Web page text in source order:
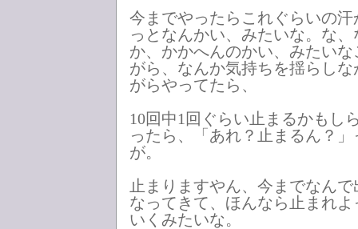
今までやったらこれぐらいの
っとなんかい、みたいな。な
か、かかへんのかい、みたい
がら、なんか気持ちを揺らし
がらやってたら、
10回中1回ぐらい止まるかもし
ったら、「あれ？止まるん？
が。
止まりますやん、今までなん
なってきて、ほんなら止まれ
いくみたいな。